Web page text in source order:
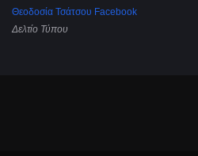
Θεοδοσία Τσάτσου Facebook
Δελτίο Τύπου